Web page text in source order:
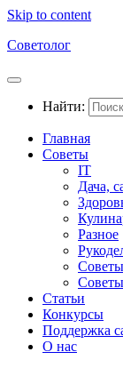
Skip to content
Советолог
Найти:
Главная
Советы
IT
Дача,
Разное
Статьи
Конкурсы
Поддержка
О нас